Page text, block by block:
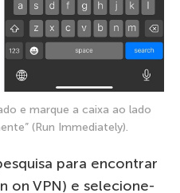
e marque a caixa ao lado
(Run Immediately).
para encontrar
on VPN) e selecione-